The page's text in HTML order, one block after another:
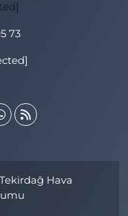
73
Tekirdağ Hava